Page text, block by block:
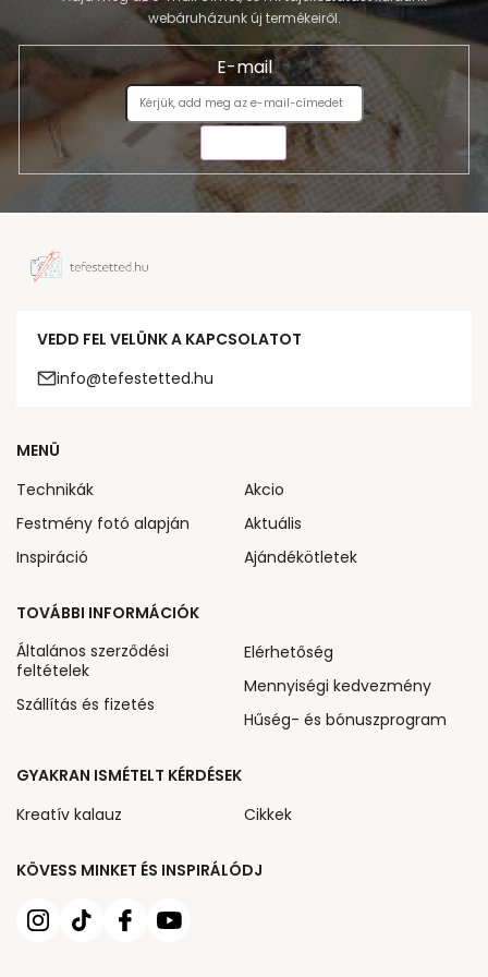
webáruházunk új termékeiről.
E-mail
VEDD FEL VELÜNK A KAPCSOLATOT
info@tefestetted.hu
KÖVESS MINKET ÉS INSPIRÁLÓDJ
MENÜ
Technikák
Festmény fotó alapján
Inspiráció
Akcio
Aktuális
Ajándékötletek
TOVÁBBI INFORMÁCIÓK
Általános szerződési
feltételek
Szállítás és fizetés
Elérhetőség
Mennyiségi kedvezmény
Hűség- és bónuszprogram
GYAKRAN ISMÉTELT KÉRDÉSEK
Kreatív kalauz
Cikkek